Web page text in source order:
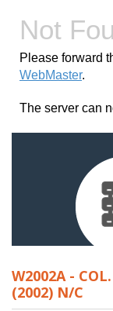
W2002A -
(2002) N/C